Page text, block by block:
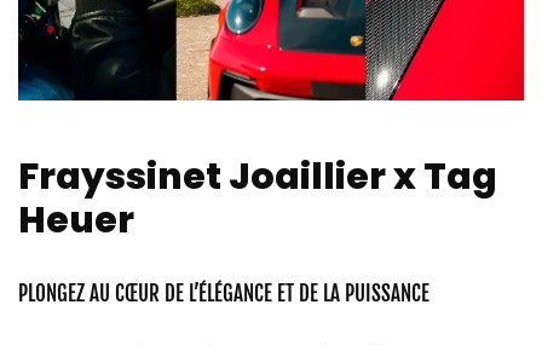
Frayssinet Joaillier x Tag
Heuer
PLONGEZ AU CŒUR DE L’ÉLÉGANCE ET DE LA PUISSANCE